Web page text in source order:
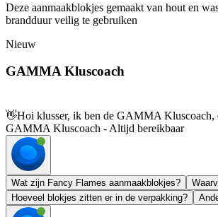
Deze aanmaakblokjes gemaakt van hout en
brandduur veilig te gebruiken
Nieuw
GAMMA Kluscoach
👋Hoi klusser, ik ben de GAMMA Kluscoach,
GAMMA Kluscoach - Altijd bereikbaar
Wat zijn Fancy Flames aanmaakblokjes?
Hoeveel blokjes zitten er in de verpakking?